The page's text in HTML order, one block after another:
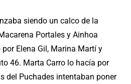
siendo un calco de la
Portales y Ainhoa
Elena Gil, Marina Martí y
46. Marta Carro lo hacía por
del Puchades intentaban poner